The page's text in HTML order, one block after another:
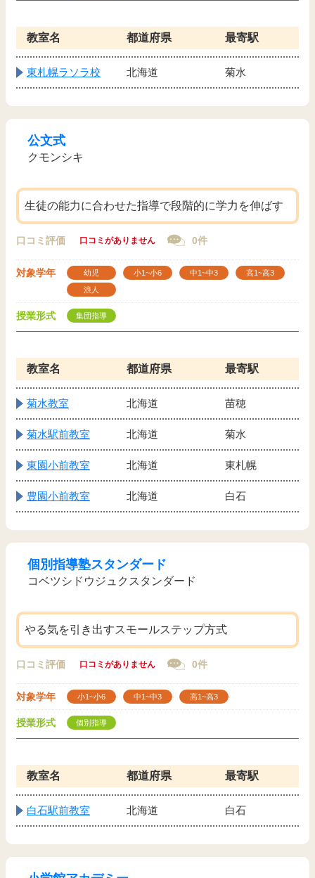
教室名 都道府県 最寄駅
東札幌ラソラ校 北海道 菊水
公文式
クモンシキ
生徒の能力に合わせた指導で段階的に学力を伸ばす
口コミ評価 口コミがありません 0件
対象学年 幼児 小1~小6 中1~中3
高1~高3
浪人
授業形式 集団指導
教室名 都道府県 最寄駅
菊水教室 北海道 苗穂
菊水駅前教室 北海道 菊水
東園小前教室 北海道 東札幌
豊園小前教室 北海道 白石
個別指導塾スタンダード
コベツシドウジュクスタンダード
やる気を引き出すスモールステップ方式
口コミ評価 口コミがありません 0件
対象学年 小1~小6 中1~中3 高1~高3
授業形式 個別指導
教室名 都道府県 最寄駅
白石駅前教室 北海道 白石